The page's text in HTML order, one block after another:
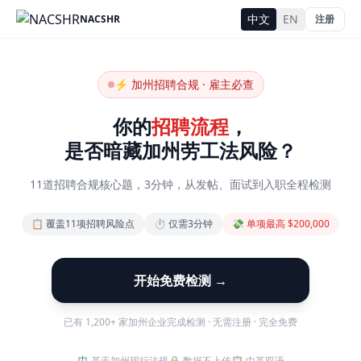
NACSHR 中文 EN 注册
⚡ 加州招聘合规 · 雇主必查
你的招聘流程 ，
是否暗藏加州劳工法风险？
11道招聘合规核心题，3分钟，从发帖、面试到入职全程检测
📋 覆盖11项招聘风险点 ⏱ 仅需3分钟 💸 单项最高 $200,000
开始免费检测 →
已有 1,200+ 家加州企业完成检测 · 无需注册 · 完全免费